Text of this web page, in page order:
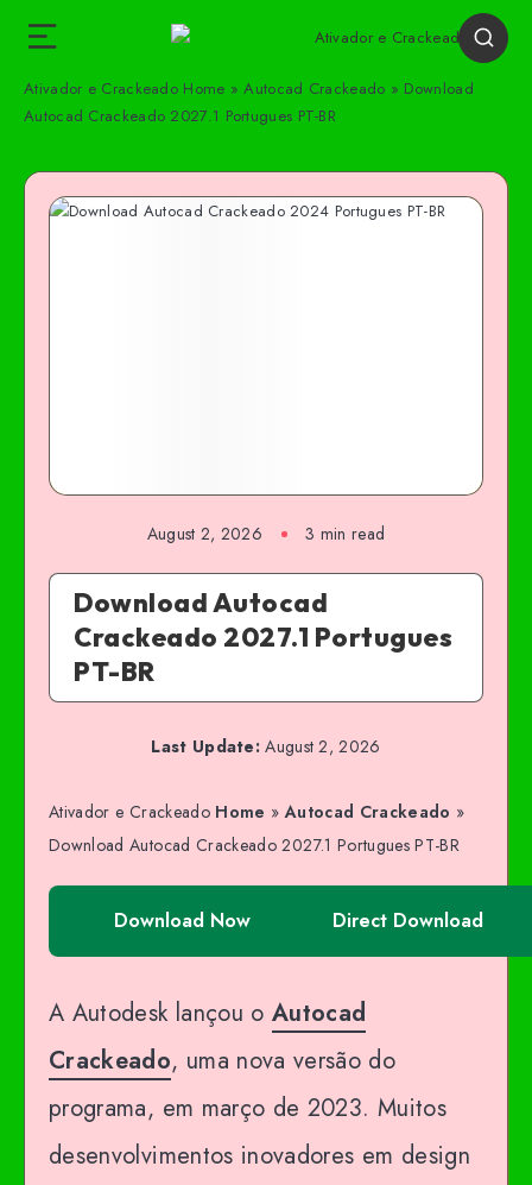
Ativador e Crackeado Home »Autocad Crackeado » Download
Autocad Crackeado 2027.1 Portugues PT-BR
August 2, 2026 3 min read
Download Autocad
Crackeado 2027.1 Portugues
PT-BR
Last Update: August 2, 2026
Ativador e Crackeado Home »Autocad Crackeado »
Download Autocad Crackeado 2027.1 Portugues PT-BR
Download Now Direct Download
A Autodesk lançou o Autocad
Crackeado, uma nova versão do
programa, em março de 2023. Muitos
desenvolvimentos inovadores em design